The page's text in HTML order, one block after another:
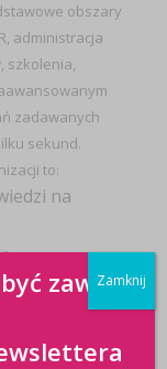
obszary
administracja
szkolenia,
zadawanych
sekund.
to:
na
zawsze
Zamknij